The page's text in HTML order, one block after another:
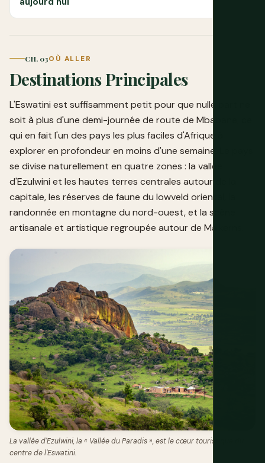
CH. 03OÙ ALLER
Destinations Principales
L'Eswatini est suffisamment petit pour que nulle part ne
soit à plus d'une demi-journée de route de Mbabane, ce
qui en fait l'un des pays les plus faciles d'Afrique à
explorer en profondeur en moins d'une semaine. Le pays
se divise naturellement en quatre zones : la vallée
d'Ezulwini et les hautes terres centrales autour de la
capitale, les réserves de faune du lowveld oriental, la
randonnée en montagne du nord-ouest, et la scène
artisanale et artistique regroupée autour de Malkerns.
La vallée d'Ezulwini, la « Vallée du Paradis », est le cœur touristique du
centre de l'Eswatini.